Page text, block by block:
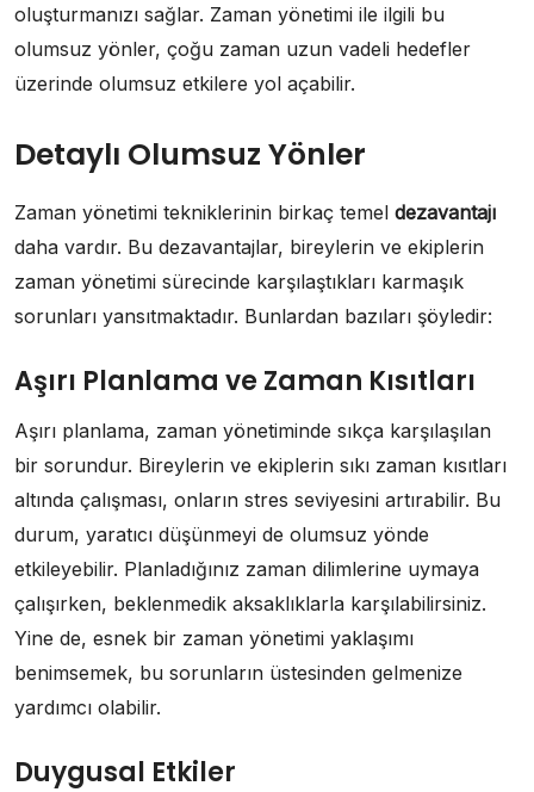
oluşturmanızı sağlar. Zaman yönetimi ile ilgili bu
olumsuz yönler, çoğu zaman uzun vadeli hedefler
üzerinde olumsuz etkilere yol açabilir.
Detaylı Olumsuz Yönler
Zaman yönetimi tekniklerinin birkaç temel dezavantajı
daha vardır. Bu dezavantajlar, bireylerin ve ekiplerin
zaman yönetimi sürecinde karşılaştıkları karmaşık
sorunları yansıtmaktadır. Bunlardan bazıları şöyledir:
Aşırı Planlama ve Zaman Kısıtları
Aşırı planlama, zaman yönetiminde sıkça karşılaşılan
bir sorundur. Bireylerin ve ekiplerin sıkı zaman kısıtları
altında çalışması, onların stres seviyesini artırabilir. Bu
durum, yaratıcı düşünmeyi de olumsuz yönde
etkileyebilir. Planladığınız zaman dilimlerine uymaya
çalışırken, beklenmedik aksaklıklarla karşılabilirsiniz.
Yine de, esnek bir zaman yönetimi yaklaşımı
benimsemek, bu sorunların üstesinden gelmenize
yardımcı olabilir.
Duygusal Etkiler